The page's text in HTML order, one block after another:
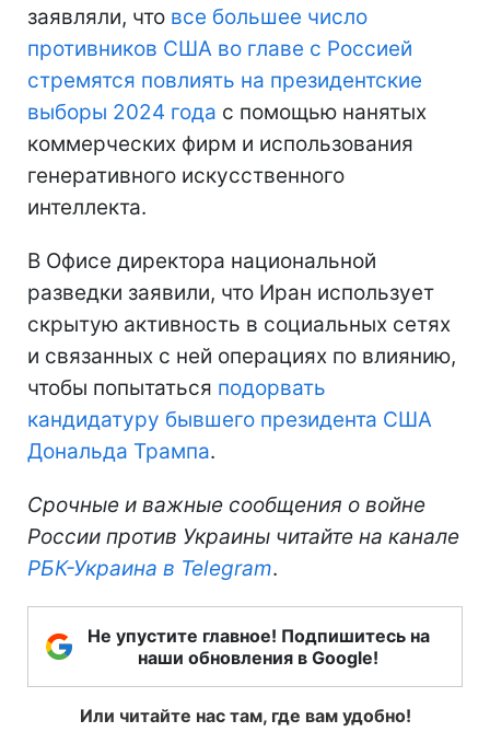
заявляли, что все большее число
противников США во главе с Россией
стремятся повлиять на президентские
выборы 2024 года с помощью нанятых
коммерческих фирм и использования
генеративного искусственного
интеллекта.
В Офисе директора национальной
разведки заявили, что Иран использует
скрытую активность в социальных сетях
и связанных с ней операциях по влиянию,
чтобы попытаться подорвать
кандидатуру бывшего президента США
Дональда Трампа.
Срочные и важные сообщения о войне
России против Украины читайте на канале
РБК-Украина в Telegram.
Не упустите главное! Подпишитесь на
наши обновления в Google!
Или читайте нас там, где вам удобно!